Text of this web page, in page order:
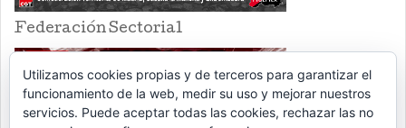
Federación Sectorial
Utilizamos cookies propias y de terceros para garantizar el
funcionamiento de la web, medir su uso y mejorar nuestros
servicios. Puede aceptar todas las cookies, rechazar las no